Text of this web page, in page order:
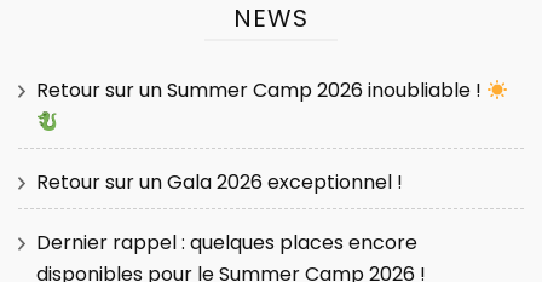
NEWS
Retour sur un Summer Camp 2026 inoubliable !
Retour sur un Gala 2026 exceptionnel !
Dernier rappel : quelques places encore
disponibles pour le Summer Camp 2026 !